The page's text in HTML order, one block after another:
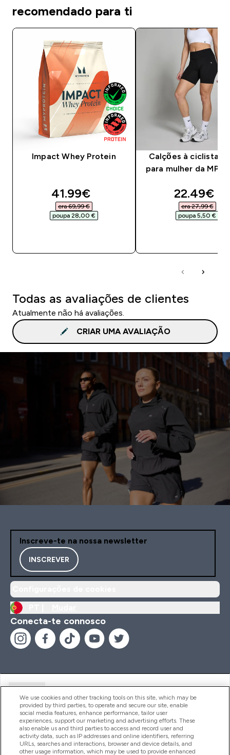
recomendado para ti
Impact Whey Protein
discounted price
41.99€‎
era 69,99 €‎
poupa 28,00 €‎
Calções à ciclista
para mulher da MP -
22.49€‎
era 27,99 €‎
poupa 5,50 €‎
Todas as avaliações de clientes
Atualmente não há avaliações.
CRIAR UMA AVALIAÇÃO
Inscreve-te na nossa newsletter
INSCREVER
Conecta-te connosco
Produtos
We use cookies and other tracking tools on this site, which may be
provided by third parties, to operate and secure our site, enable
social media features, enhance performance, tailor user
experiences, support our marketing and advertising efforts. These
also enable us and third parties to access and record user and
activity data, such as IP addresses and online identifiers, referring
URLs, searches and interactions, browser and device details, and
other usage information, which may be used to provide enhanced